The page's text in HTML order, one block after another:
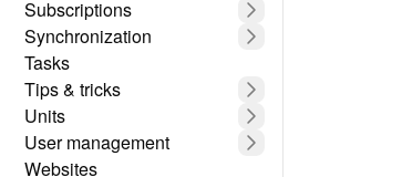
Subscriptions
Synchronization
Tasks
Tips & tricks
Units
User management
Websites